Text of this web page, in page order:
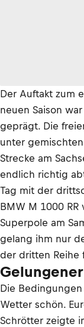
Der Auftakt zum
neuen Saison
geprägt. Die
unter
Strecke am
endlich richtig
Tag mit der
BMW M 1000 RR
Superpole am
gelang ihm nur
der dritten Reihe
Die
Wetter schön.
Schrötter zeigte